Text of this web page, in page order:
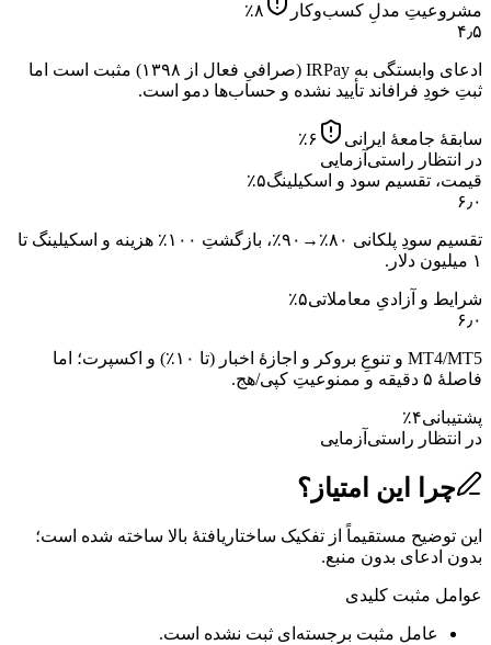
مشروعیتِ مدلِ کسب‌وکار ۸٪
۴٫۵
ادعای وابستگی به IRPay (صرافیِ فعال از ۱۳۹۸) مثبت است اما
ثبتِ خودِ فرافاند تأیید نشده و حساب‌ها دمو است.
سابقهٔ جامعهٔ ایرانی ۶٪
در انتظار راستی‌آزمایی
قیمت، تقسیم سود و اسکیلینگ۵٪
۶٫۰
تقسیم سودِ پلکانی ۸۰٪→۹۰٪، بازگشتِ ۱۰۰٪ هزینه و اسکیلینگ تا
۱ میلیون دلار.
شرایط و آزادیِ معاملاتی۵٪
۶٫۰
MT4/MT5 و تنوعِ بروکر و اجازهٔ اخبار (تا ۱۰٪) و اکسپرت؛ اما
فاصلهٔ ۵ دقیقه و ممنوعیتِ کپی/هج.
پشتیبانی۴٪
در انتظار راستی‌آزمایی
چرا این امتیاز؟
این توضیح مستقیماً از تفکیک ساختاریافتهٔ بالا ساخته شده است؛
بدون ادعای بدون منبع.
عوامل مثبت کلیدی
عامل مثبت برجسته‌ای ثبت نشده است.